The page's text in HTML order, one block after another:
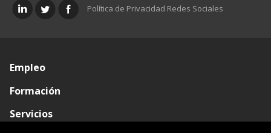
Política de Privacidad Redes Sociales
Empleo
Formación
Servicios